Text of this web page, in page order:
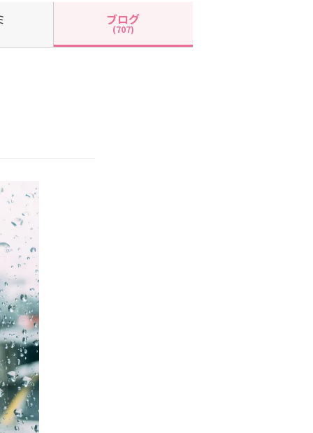
ブログ
(707)